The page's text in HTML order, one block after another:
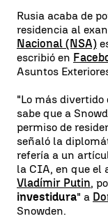
Rusia acaba de
residencia al
Nacional (NSA)
escribió en
Asuntos
"Lo más divertido
sabe que a
permiso de
señaló la
refería a un
la CIA, en que el
Vladímir Putin,
investidura" a
Snowden.